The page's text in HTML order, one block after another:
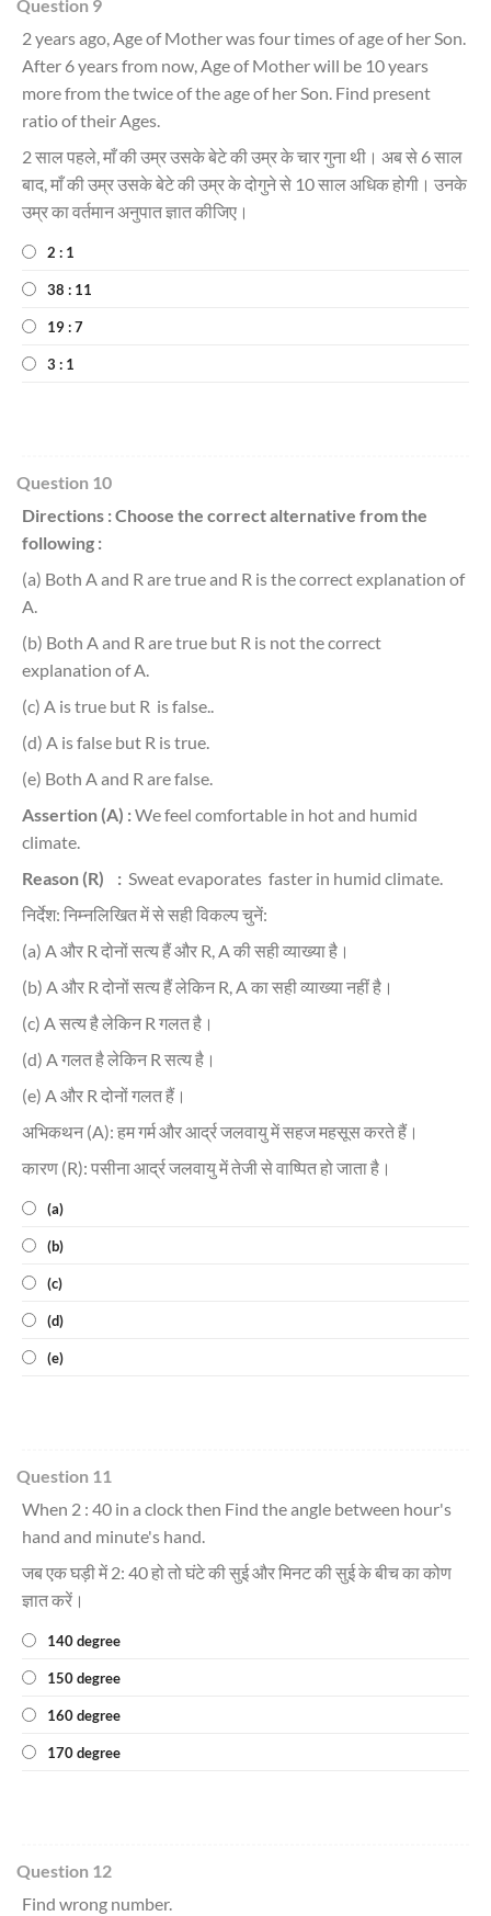
Question 9
2 years ago, Age of Mother was four times of age of her Son.
After 6 years from now, Age of Mother will be 10 years
more from the twice of the age of her Son. Find present
ratio of their Ages.
2 साल पहले, माँ की उम्र उसके बेटे की उम्र के चार गुना थी। अब से 6 साल
बाद, माँ की उम्र उसके बेटे की उम्र के दोगुने से 10 साल अधिक होगी। उनके
उम्र का वर्तमान अनुपात ज्ञात कीजिए।
2 : 1
38 : 11
19 : 7
3 : 1
Question 10
Directions : Choose the correct alternative from the
following :
(a) Both A and R are true and R is the correct explanation of
A.
(b) Both A and R are true but R is not the correct
explanation of A.
(c) A is true but R is false..
(d) A is false but R is true.
(e) Both A and R are false.
Assertion (A) :We feel comfortable in hot and humid
climate.
Reason (R) : Sweat evaporates faster in humid climate.
निर्देश: निम्नलिखित में से सही विकल्प चुनें:
(a) A और R दोनों सत्य हैं और R, A की सही व्याख्या है।
(b) A और R दोनों सत्य हैं लेकिन R, A का सही व्याख्या नहीं है।
(c) A सत्य है लेकिन R गलत है।
(d) A गलत है लेकिन R सत्य है।
(e) A और R दोनों गलत हैं।
अभिकथन (A): हम गर्म और आर्द्र जलवायु में सहज महसूस करते हैं।
कारण (R): पसीना आर्द्र जलवायु में तेजी से वाष्पित हो जाता है।
(a)
(b)
(c)
(d)
(e)
Question 11
When 2 : 40 in a clock then Find the angle between hour's
hand and minute's hand.
जब एक घड़ी में 2: 40 हो तो घंटे की सुई और मिनट की सुई के बीच का कोण
ज्ञात करें।
140 degree
150 degree
160 degree
170 degree
Question 12
Find wrong number.